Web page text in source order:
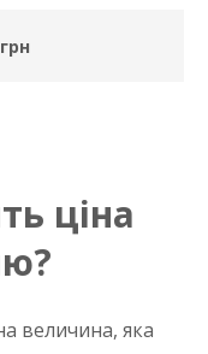
ціна
величина, яка